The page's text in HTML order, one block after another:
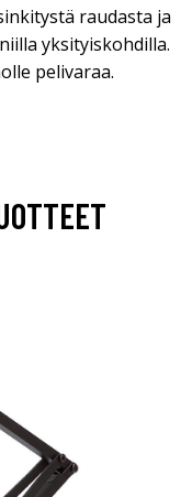
raudasta ja
yksityiskohdilla.
pelivaraa.